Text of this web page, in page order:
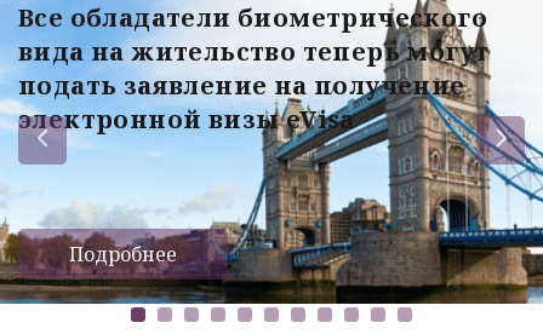
Все обладатели биометрического
вида на жительство теперь могут
подать заявление на получение
электронной визы eVisa
Подробнее